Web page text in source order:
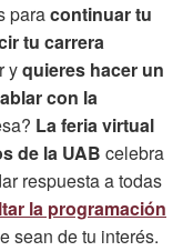
paracontinuar tu
tu carrera
yquieres hacer un
con la
La feria virtual
de la UAB celebra
respuesta a todas
la programación
sean de tu interés.